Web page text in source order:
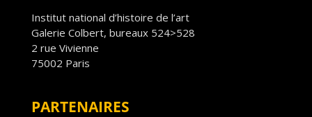
Institut national d’histoire de l’art
Galerie Colbert, bureaux 524>528
2 rue Vivienne
75002 Paris
PARTENAIRES